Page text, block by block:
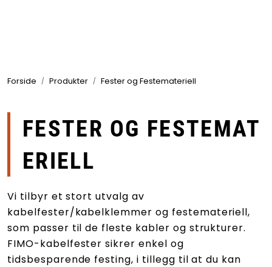
Forside Produkter Fester og Festemateriell
FESTER OG FESTEMAT
ERIELL
Vi tilbyr et stort utvalg av
kabelfester/kabelklemmer og festemateriell,
som passer til de fleste kabler og strukturer.
FIMO-kabelfester sikrer enkel og
tidsbesparende festing, i tillegg til at du kan
Bransjer
Leverandører
Produktsøk